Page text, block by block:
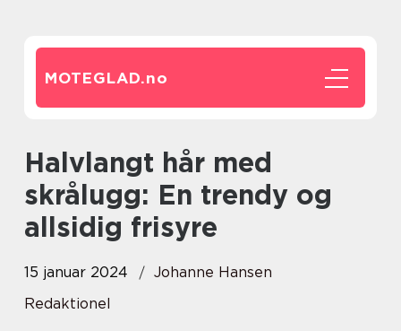
MOTEGLAD.no
Halvlangt hår med
skrålugg: En trendy og
allsidig frisyre
15 januar 2024
Johanne Hansen
Redaktionel